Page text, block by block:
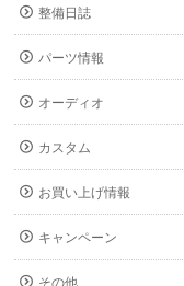
整備日誌
パーツ情報
オーディオ
カスタム
お買い上げ情報
キャンペーン
その他